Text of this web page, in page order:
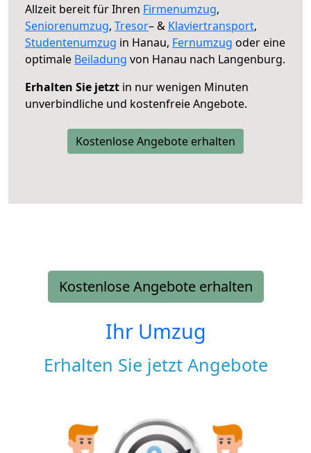
Allzeit bereit für Ihren Firmenumzug,
Seniorenumzug, Tresor– & Klaviertransport,
Studentenumzug in Hanau, Fernumzug oder eine
optimale Beiladung von Hanau nach Langenburg.
Erhalten Sie jetzt in nur wenigen Minuten
unverbindliche und kostenfreie Angebote.
Kostenlose Angebote erhalten
Kostenlose Angebote erhalten
Ihr Umzug
Erhalten Sie jetzt Angebote